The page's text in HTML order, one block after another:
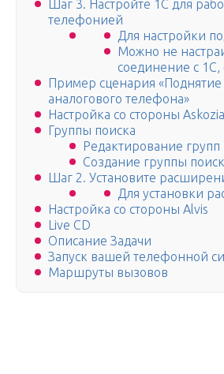
Шаг 3. Настройте 1С для
телефонией
Для настройки
Можно не
соединение с 1С,
Пример сценария «Поднятие
аналогового телефона»
Настройка со стороны Askozia
Группы поиска
Редактирование групп
Создание группы
Шаг 2. Установите
Для установки
Настройка со стороны Alvis
Live CD
Описание Задачи
Запуск вашей телефонной
Маршруты вызовов